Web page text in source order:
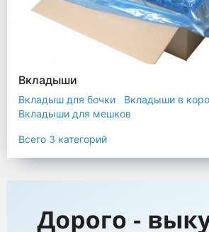
Вкладыши
Вкладыш для бочки
Вкладыши в
Вкладыши для мешков
Всего 3 категорий